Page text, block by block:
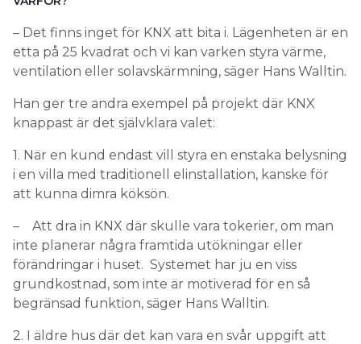
– Det finns inget för KNX att bita i. Lägenheten är en
etta på 25 kvadrat och vi kan varken styra värme,
ventilation eller solavskärmning, säger Hans Walltin.
Han ger tre andra exempel på projekt där KNX
knappast är det självklara valet:
1. När en kund endast vill styra en enstaka belysning
i en villa med traditionell elinstallation, kanske för
att kunna dimra köksön.
– Att dra in KNX där skulle vara tokerier, om man
inte planerar några framtida utökningar eller
förändringar i huset. Systemet har ju en viss
grundkostnad, som inte är motiverad för en så
begränsad funktion, säger Hans Walltin.
2. I äldre hus där det kan vara en svår uppgift att